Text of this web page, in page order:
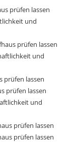
prüfen lassen
und
prüfen lassen
und
prüfen lassen
prüfen lassen
und
prüfen lassen
prüfen lassen